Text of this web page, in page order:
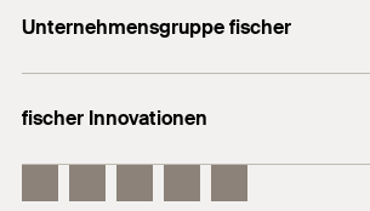
Technische Hotline (Whatsapp)
+49 7443 12 - 6000
techn. Beratung:
Informationsmaterial
Unternehmensgruppe fischer
fischer Consulting
Electronic Solutions
fischer Innovationen